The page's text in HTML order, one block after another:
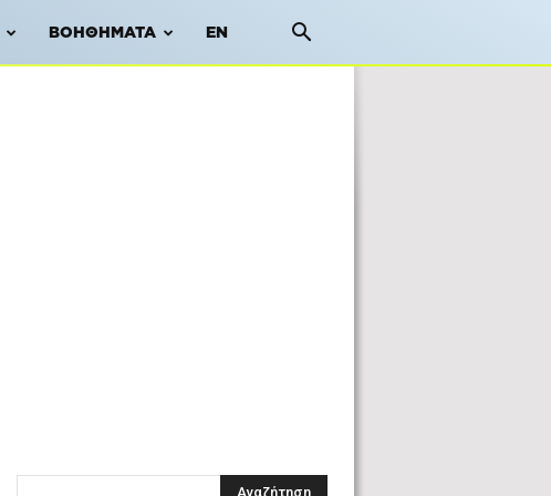
ΒΟΗΘΉΜΑΤΑ EN